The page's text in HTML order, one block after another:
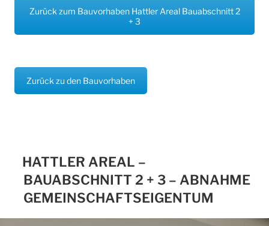
Zurück zum Bauvorhaben Hattler Areal Bauabschnitt 2
+ 3
Zurück zu den Bauvorhaben
HATTLER AREAL –
BAUABSCHNITT 2 + 3 – ABNAHME
GEMEINSCHAFTSEIGENTUM